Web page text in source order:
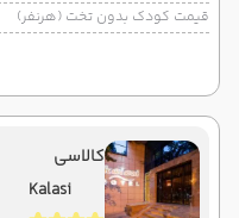
قیمت کودک بدون تخت (هرنفر)
کالاسی
Kalasi